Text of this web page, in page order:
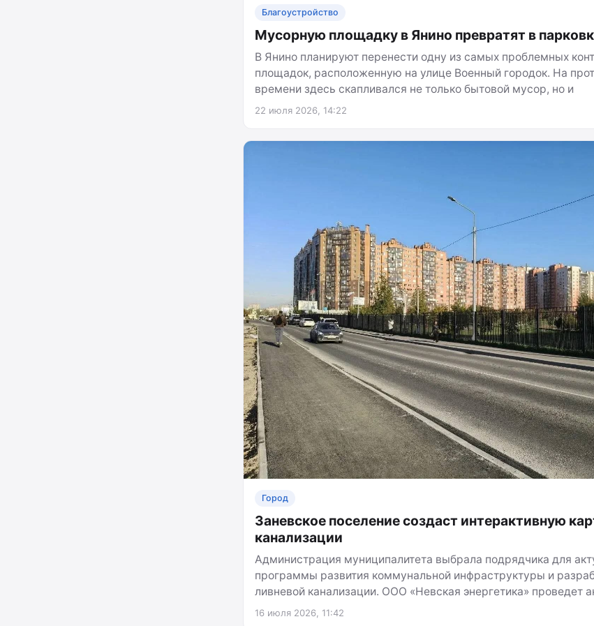
Благоустройство
Мусорную площадку в Янино превратят в
В Янино планируют перенести одну из самых проблемных
площадок, расположенную на улице Военный городок. На
времени здесь скапливался не только бытовой мусор, но и
22 июля 2026, 14:22
Город
Заневское поселение создаст интерактивную
канализации
Администрация муниципалитета выбрала подрядчика для
программы развития коммунальной инфраструктуры и
ливневой канализации. ООО «Невская энергетика» проведет
16 июля 2026, 11:42